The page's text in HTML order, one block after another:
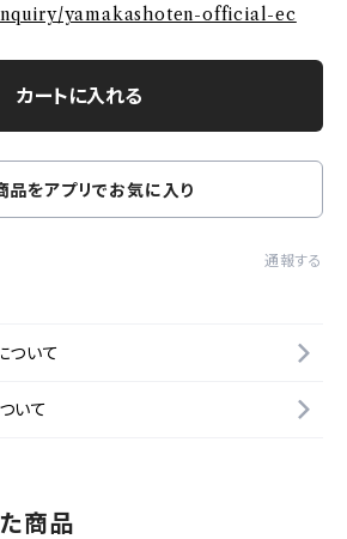
yamakashoten-official-ec
カートに入れる
品をアプリでお気に入り
通報する
ついて
いて
商品